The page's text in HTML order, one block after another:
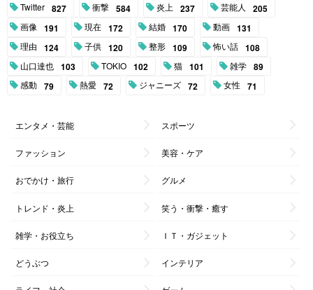
Twitter 827 衝撃 584 炎上 237 芸能人 205
画像 191 現在 172 結婚 170 動画 131
理由 124 子供 120 整形 109 怖い話 108
山口達也 103 TOKIO 102 猫 101 雑学 89
感動 79 熱愛 72 ジャニーズ 72 女性 71
エンタメ・芸能 スポーツ
ファッション 美容・ケア
おでかけ・旅行 グルメ
トレンド・炎上 笑う・衝撃・癒す
雑学・お役立ち ＩＴ・ガジェット
どうぶつ インテリア